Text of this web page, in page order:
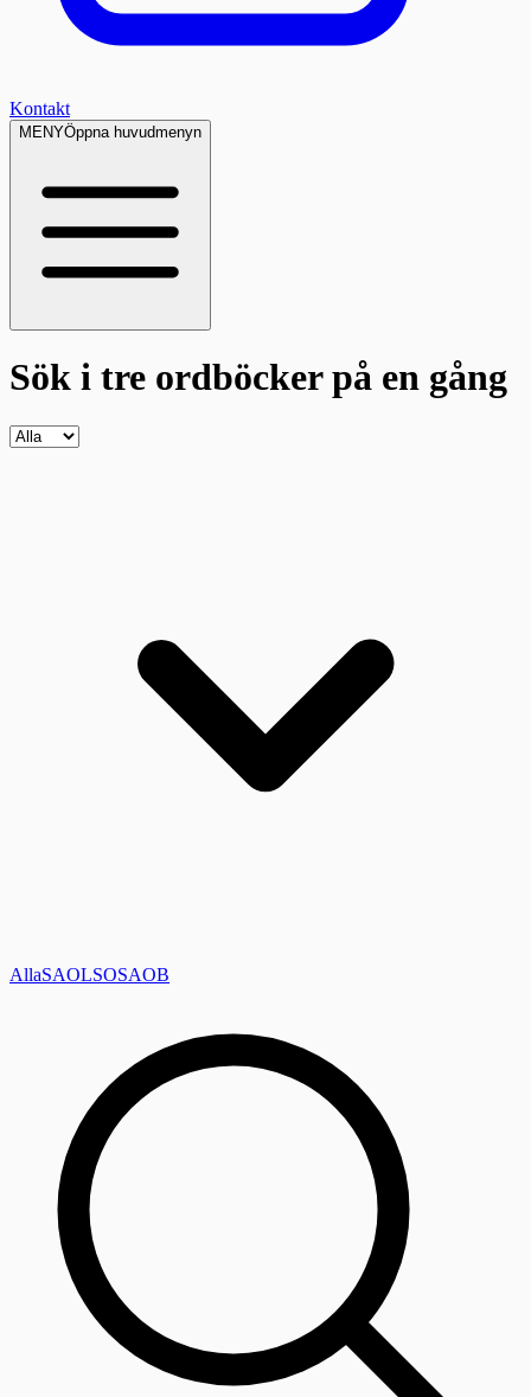
Kontakt
MENYÖppna huvudmenyn
Sök i tre ordböckerpå en gång
AllaSAOLSOSAOB